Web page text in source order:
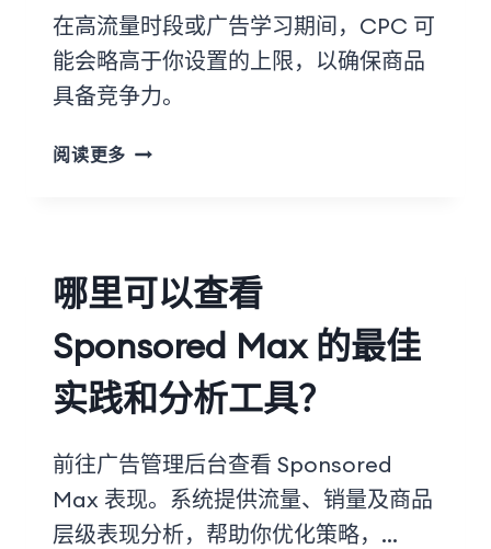
在高流量时段或广告学习期间，CPC 可
能会略高于你设置的上限，以确保商品
具备竞争力。
阅读更多
哪里可以查看
Sponsored Max 的最佳
实践和分析工具？
前往广告管理后台查看 Sponsored
Max 表现。系统提供流量、销量及商品
层级表现分析，帮助你优化策略，…